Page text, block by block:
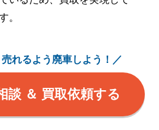
。
れるよう廃車しよう！／
談 ＆ 買取依頼する